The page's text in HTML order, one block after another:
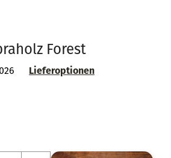
Forest
Lieferoptionen